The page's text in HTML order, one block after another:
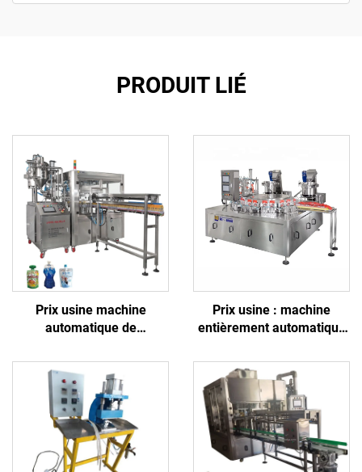
PRODUIT LIÉ
Prix usine machine
automatique de
bouchage en poche souple
avec bec verseur pour
yaourt, mayonnaise, jus de
fruits, vinaigre et ketchup
Prix usine : machine
entièrement automatique
de becs verseurs,
commandée par automate
programmable (PLC),
destinée aux jus, denrées
alimentaires, boissons,
produits chimiques et